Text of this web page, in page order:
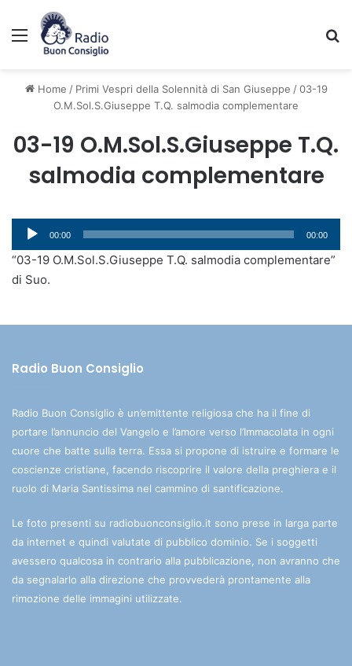
Menu
Home / Primi Vespri della Solennità di San Giuseppe / 03-19
O.M.Sol.S.Giuseppe T.Q. salmodia complementare
03-19 O.M.Sol.S.Giuseppe T.Q.
salmodia complementare
Audio
Player
00:00 00:00
“03-19 O.M.Sol.S.Giuseppe T.Q. salmodia complementare”
di Suo.
Radio Buon Consiglio
Radio Buon Consiglio è un’emittente religiosa che ha il fine di
portare l’annuncio del Vangelo e l’amore verso l’Immacolata in ogni
cuore che batte sulla terra. Essa si propone di istruire e formare le
coscienze cristiane, facendo riscoprire il valore della preghiera e il
ruolo di Maria Santissima nel cammino di santificazione.
Le foto presenti su radiobuonconsiglio.it sono prese in larga parte
da internet e quindi valutate di pubblico dominio. Se i soggetti
avessero qualcosa in contrario alla pubblicazione, non avranno che
da segnalarlo alla direzione che provvederà prontamente alla
rimozione delle immagini utilizzate.